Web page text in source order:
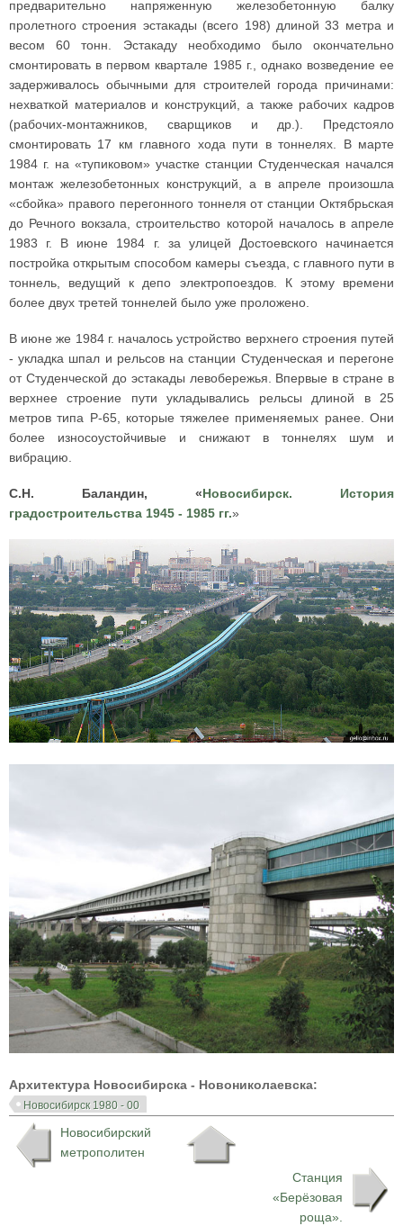
предварительно напряженную железобетонную балку
пролетного строения эстакады (всего 198) длиной 33 метра и
весом 60 тонн. Эстакаду необходимо было окончательно
смонтировать в первом квартале 1985 г., однако возведение ее
задерживалось обычными для строителей города причинами:
нехваткой материалов и конструкций, а также рабочих кадров
(рабочих-монтажников, сварщиков и др.). Предстояло
смонтировать 17 км главного хода пути в тоннелях. В марте
1984 г. на «тупиковом» участке станции Студенческая начался
монтаж железобетонных конструкций, а в апреле произошла
«сбойка» правого перегонного тоннеля от станции Октябрьская
до Речного вокзала, строительство которой началось в апреле
1983 г. В июне 1984 г. за улицей Достоевского начинается
постройка открытым способом камеры съезда, с главного пути в
тоннель, ведущий к депо электропоездов. К этому времени
более двух третей тоннелей было уже проложено.
В июне же 1984 г. началось устройство верхнего строения путей
- укладка шпал и рельсов на станции Студенческая и перегоне
от Студенческой до эстакады левобережья. Впервые в стране в
верхнее строение пути укладывались рельсы длиной в 25
метров типа Р-65, которые тяжелее применяемых ранее. Они
более износоустойчивые и снижают в тоннелях шум и
вибрацию.
С.Н. Баландин, «Новосибирск. История
градостроительства 1945 - 1985 гг.»
Архитектура Новосибирска - Новониколаевска:
Новосибирск 1980 - 00
Новосибирский
метрополитен
Станция
«Берёзовая
роща».